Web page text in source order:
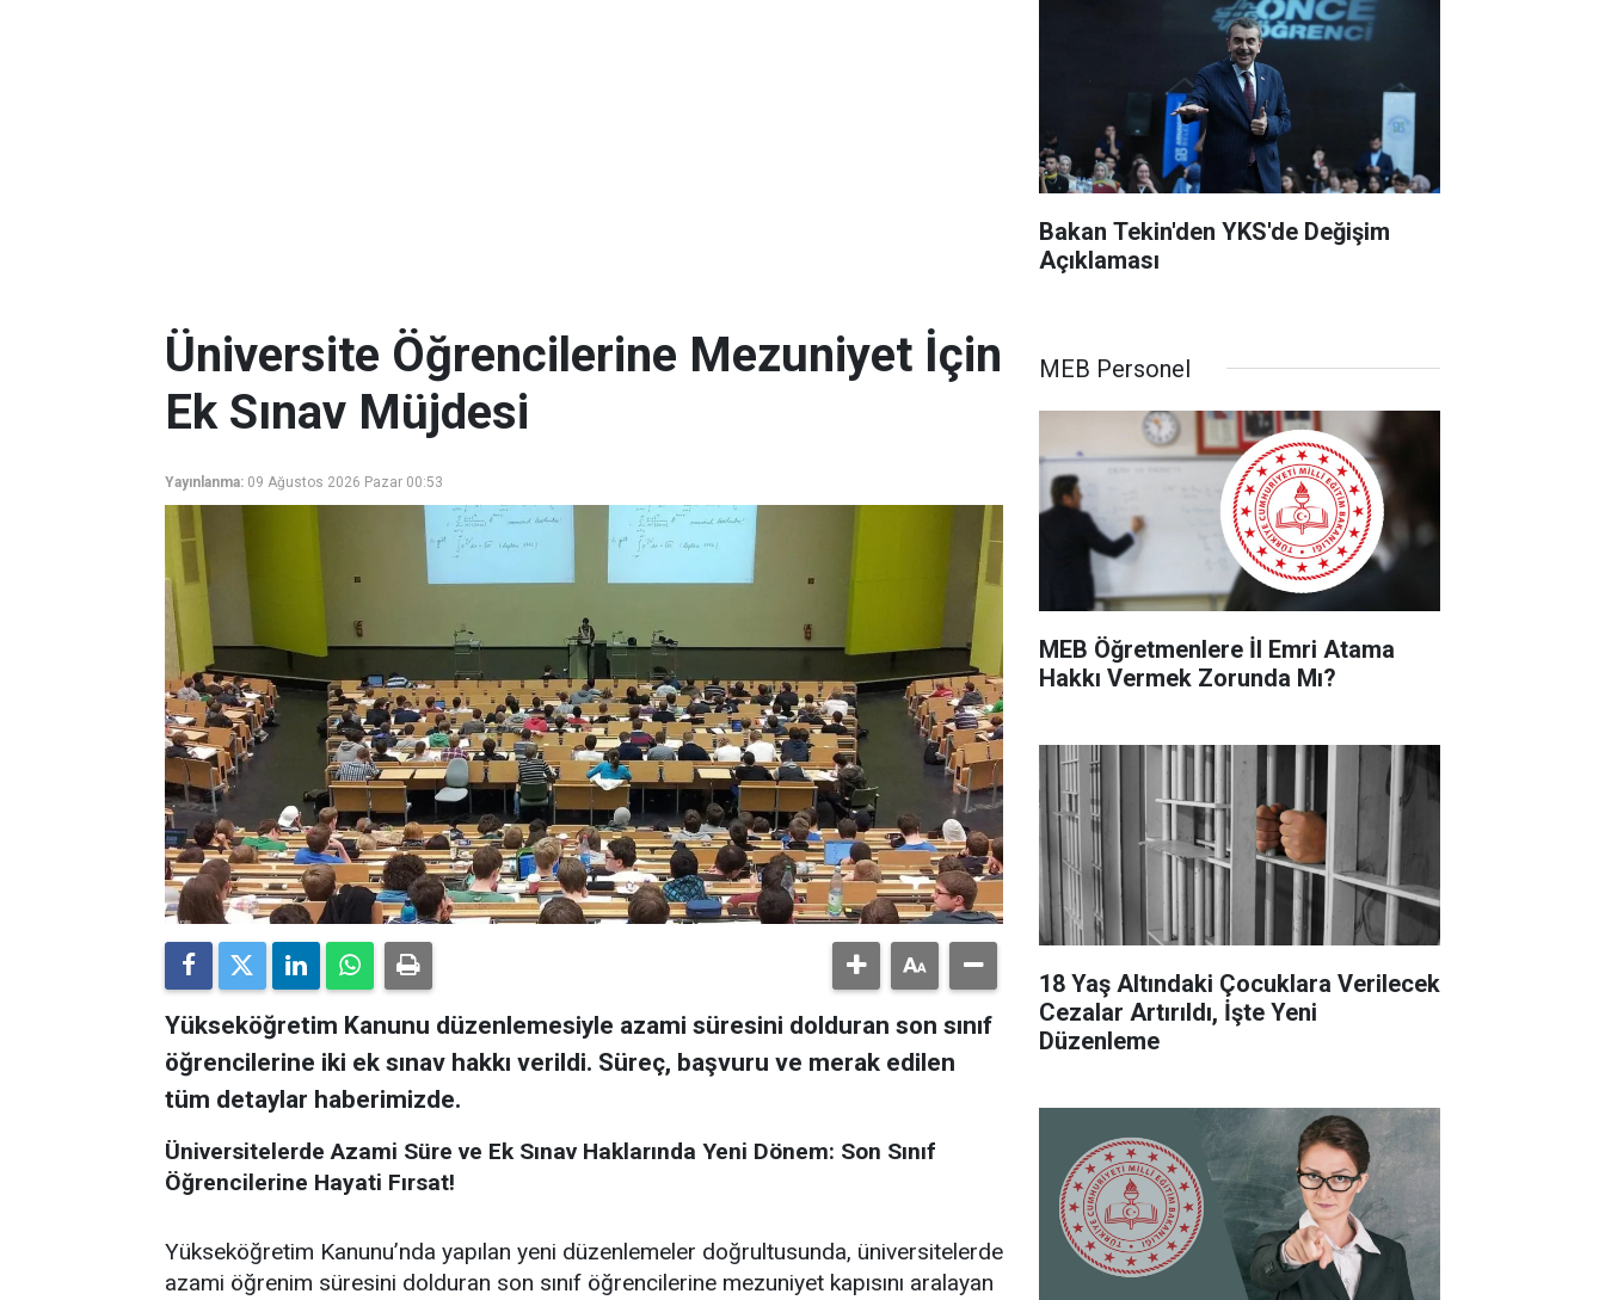
Bakan Tekin'den YKS'de Değişim
Açıklaması
Üniversite Öğrencilerine Mezuniyet İçin
Ek Sınav Müjdesi
Yayınlanma: 09 Ağustos 2026 Pazar 00:53
Yükseköğretim Kanunu düzenlemesiyle azami süresini dolduran son sınıf
öğrencilerine iki ek sınav hakkı verildi. Süreç, başvuru ve merak edilen
tüm detaylar haberimizde.
Üniversitelerde Azami Süre ve Ek Sınav Haklarında Yeni Dönem: Son Sınıf
Öğrencilerine Hayati Fırsat!
​Yükseköğretim Kanunu’nda yapılan yeni düzenlemeler doğrultusunda, üniversitelerde
azami öğrenim süresini dolduran son sınıf öğrencilerine mezuniyet kapısını aralayan
MEB Personel
MEB Öğretmenlere İl Emri Atama
Hakkı Vermek Zorunda Mı?
18 Yaş Altındaki Çocuklara Verilecek
Cezalar Artırıldı, İşte Yeni
Düzenleme